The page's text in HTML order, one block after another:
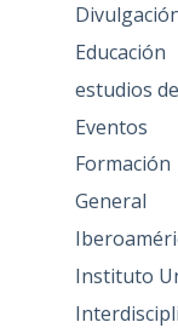
Educación
estudios
Eventos
Formación
General
Instituto